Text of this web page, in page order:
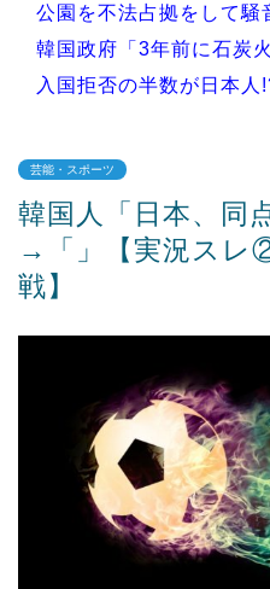
公園を不法占拠をして騒
韓国政府「3年前に石炭
入国拒否の半数が日本人
Powered by livedoor 相互
芸能・スポーツ
韓国人「日本、同
→「」【実況ス
戦】